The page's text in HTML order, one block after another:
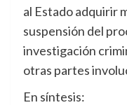
al Estado adquirir
suspensión del
investigación
otras partes
En síntesis: